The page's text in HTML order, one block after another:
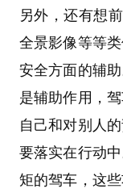
另外，还有想
全景影像等等
安全方面的辅
是辅助作用，
自己和对别人
要落实在行动
矩的驾车，这